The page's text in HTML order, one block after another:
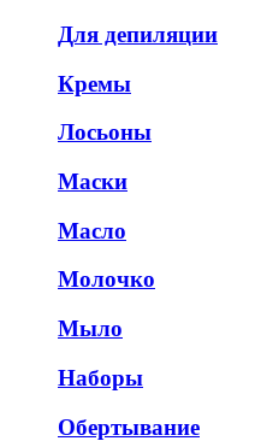
Для депиляции
Кремы
Лосьоны
Маски
Масло
Молочко
Мыло
Наборы
Обертывание